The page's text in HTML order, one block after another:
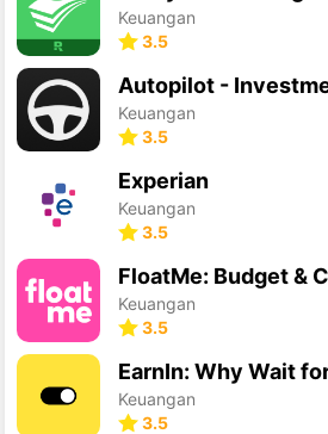
Keuangan
3.5
Keuangan
3.5
Experian
Keuangan
3.5
Keuangan
3.5
Keuangan
3.5